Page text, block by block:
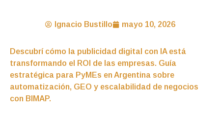
Ignacio Bustillo mayo 10, 2026
Descubrí cómo la publicidad digital con IA está
transformando el ROI de las empresas. Guía
estratégica para PyMEs en Argentina sobre
automatización, GEO y escalabilidad de negocios
con BIMAP.